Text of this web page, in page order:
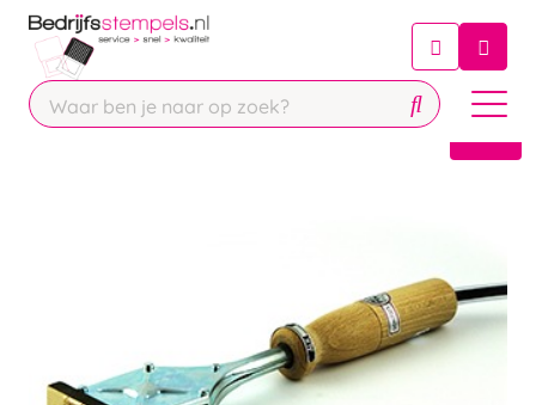
Chatbot
Chat 24/7 met onze chatbot voor
Contact